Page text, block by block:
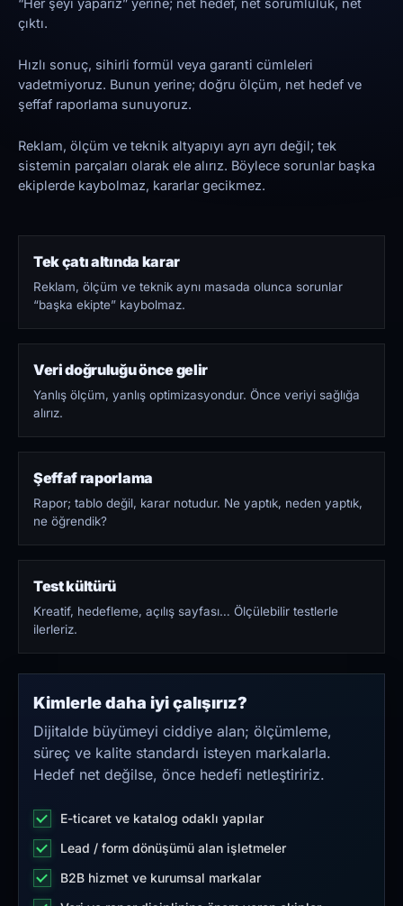
“Her şeyi yaparız” yerine; net hedef, net sorumluluk, net
çıktı.
Hızlı sonuç, sihirli formül veya garanti cümleleri
vadetmiyoruz. Bunun yerine; doğru ölçüm, net hedef ve
şeffaf raporlama sunuyoruz.
Reklam, ölçüm ve teknik altyapıyı ayrı ayrı değil; tek
sistemin parçaları olarak ele alırız. Böylece sorunlar başka
ekiplerde kaybolmaz, kararlar gecikmez.
Tek çatı altında karar
Reklam, ölçüm ve teknik aynı masada olunca sorunlar
“başka ekipte” kaybolmaz.
Veri doğruluğu önce gelir
Yanlış ölçüm, yanlış optimizasyondur. Önce veriyi sağlığa
alırız.
Şeffaf raporlama
Rapor; tablo değil, karar notudur. Ne yaptık, neden yaptık,
ne öğrendik?
Test kültürü
Kreatif, hedefleme, açılış sayfası… Ölçülebilir testlerle
ilerleriz.
Kimlerle daha iyi çalışırız?
Dijitalde büyümeyi ciddiye alan; ölçümleme,
süreç ve kalite standardı isteyen markalarla.
Hedef net değilse, önce hedefi netleştiririz.
E-ticaret ve katalog odaklı yapılar
Lead / form dönüşümü alan işletmeler
B2B hizmet ve kurumsal markalar